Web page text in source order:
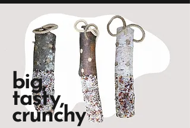
big,
tasty,
crunchy